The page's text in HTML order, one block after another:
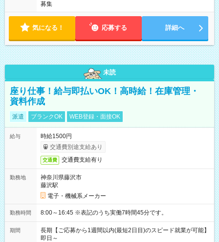
募集
気になる！ 応募する 詳細へ
未読
座り仕事！給与即払いOK！高時給！在庫管理・
資料作成
派遣 ブランクOK WEB登録・面接OK
給与
時給1500円
交通費別途支給あり
交通費 交通費支給有り
勤務地
神奈川県藤沢市
藤沢駅
電子・機械系メーカー
勤務時間 8:00～16:45 ※表記のうち実働7時間45分です。
期間
長期【ご応募から1週間以内(最短2日目)のスピード就業が可能】
即日～